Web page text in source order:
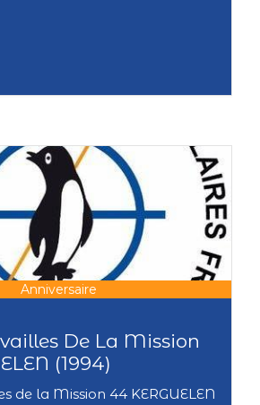
Anniversaire
De La Mission
(1994)
de la Mission 44 KERGUELEN